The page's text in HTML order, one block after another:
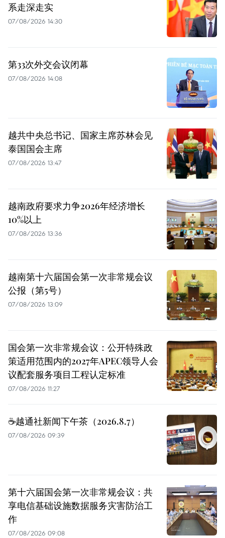
系走深走实
07/08/2026 14:30
第33次外交会议闭幕
07/08/2026 14:08
越共中央总书记、国家主席苏林会见
泰国国会主席
07/08/2026 13:47
越南政府要求力争2026年经济增长
10%以上
07/08/2026 13:36
越南第十六届国会第一次非常规会议
公报（第5号）
07/08/2026 13:09
国会第一次非常规会议：公开特殊政
策适用范围内的2027年APEC领导人会
议配套服务项目工程认定标准
07/08/2026 11:27
☕️越通社新闻下午茶（2026.8.7）
07/08/2026 09:39
第十六届国会第一次非常规会议：共
享电信基础设施数据服务灾害防治工
作
07/08/2026 09:08